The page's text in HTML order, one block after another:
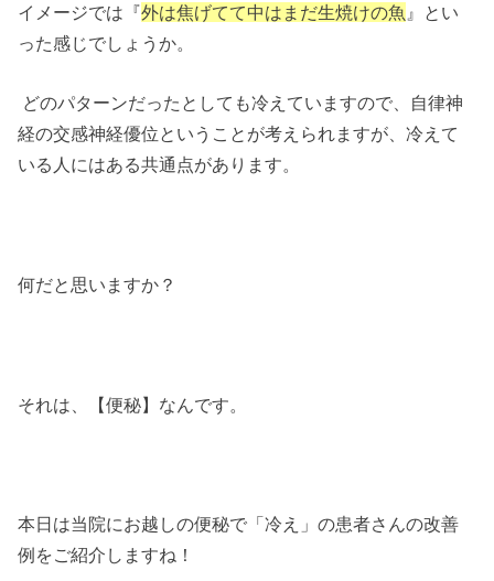
イメージでは『外は焦げてて中はまだ生焼けの魚 』とい
った感じでしょうか。
どのパターンだったとしても冷えていますので、自律神
経の交感神経優位ということが考えられますが、冷えて
いる人にはある共通点があります。
何だと思いますか？
それは、【便秘】なんです。
本日は当院にお越しの便秘で「冷え」の患者さんの改善
例をご紹介しますね！